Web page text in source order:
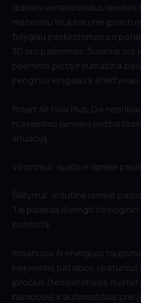
didelės ventiliatoriaus mentės
mažesniu triukšmu nei įprasti
tolygiau paskirstomas po
3D oro paėmimas. Šoniniai
paėmimo plotą ir sumažina
įrenginiui lengviau ir efektyviau
Smart Air Flow Plus. Dvi
nukreipimo lamelės leidžia
situaciją:
Vėsinimui: apatinė lamelė
Šildymui: viršutinė lamelė
Tai padeda išvengti
komfortą.
Išmanusis AI energijos
kiekvienos patalpos
įpročius (temperatūros
namuose) ir automatiškai prie